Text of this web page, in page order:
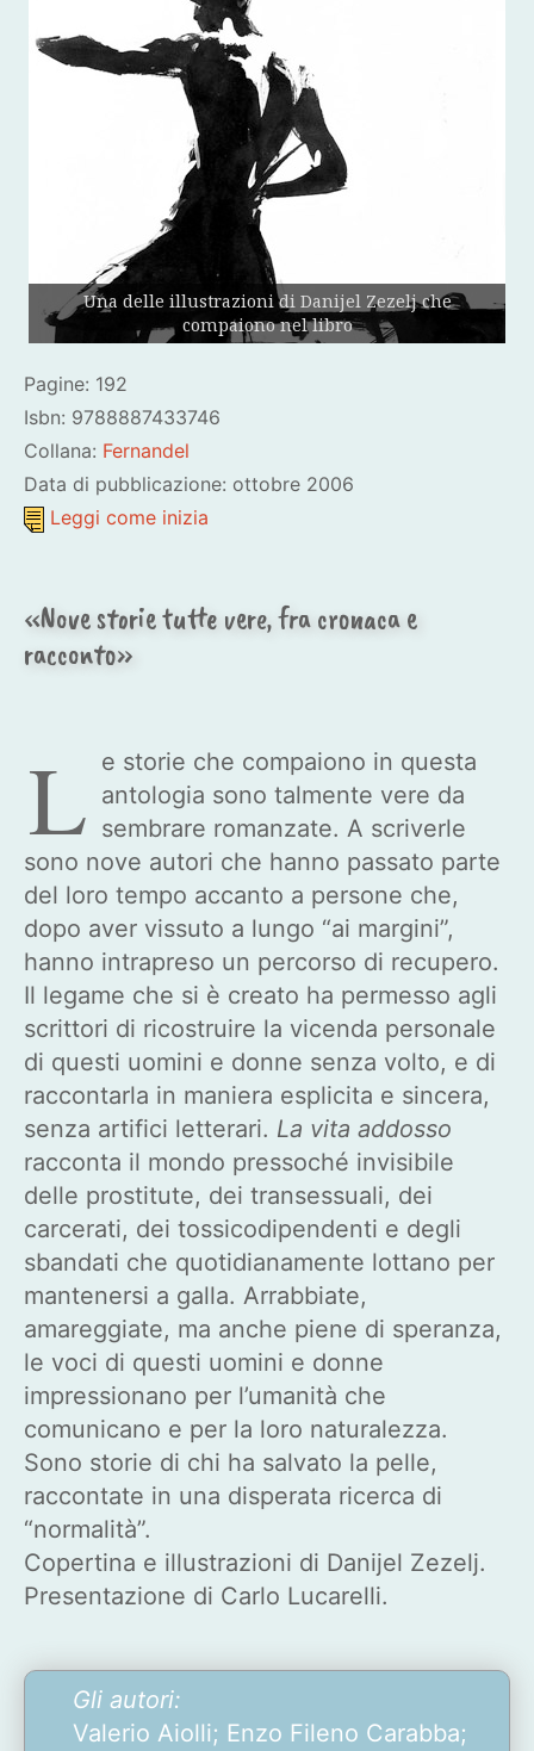
Una delle illustrazioni di Danijel Zezelj che
compaiono nel libro
Pagine: 192
Isbn: 9788887433746
Collana: Fernandel
Data di pubblicazione: ottobre 2006
Leggi come inizia
«Nove storie tutte vere, fra cronaca e
racconto»
L e storie che compaiono in questa
antologia sono talmente vere da
sembrare romanzate. A scriverle
sono nove autori che hanno passato parte
del loro tempo accanto a persone che,
dopo aver vissuto a lungo “ai margini”,
hanno intrapreso un percorso di recupero.
Il legame che si è creato ha permesso agli
scrittori di ricostruire la vicenda personale
di questi uomini e donne senza volto, e di
raccontarla in maniera esplicita e sincera,
senza artifici letterari. La vita addosso
racconta il mondo pressoché invisibile
delle prostitute, dei transessuali, dei
carcerati, dei tossicodipendenti e degli
sbandati che quotidianamente lottano per
mantenersi a galla. Arrabbiate,
amareggiate, ma anche piene di speranza,
le voci di questi uomini e donne
impressionano per l’umanità che
comunicano e per la loro naturalezza.
Sono storie di chi ha salvato la pelle,
raccontate in una disperata ricerca di
“normalità”.
Copertina e illustrazioni di Danijel Zezelj.
Presentazione di Carlo Lucarelli.
Gli autori:
Valerio Aiolli; Enzo Fileno Carabba;